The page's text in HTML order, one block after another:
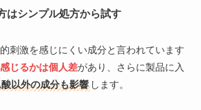
はシンプル処方から試す
刺激を感じにくい成分と言われています
じるかは個人差があり、さらに製品に入
以外の成分も影響します。